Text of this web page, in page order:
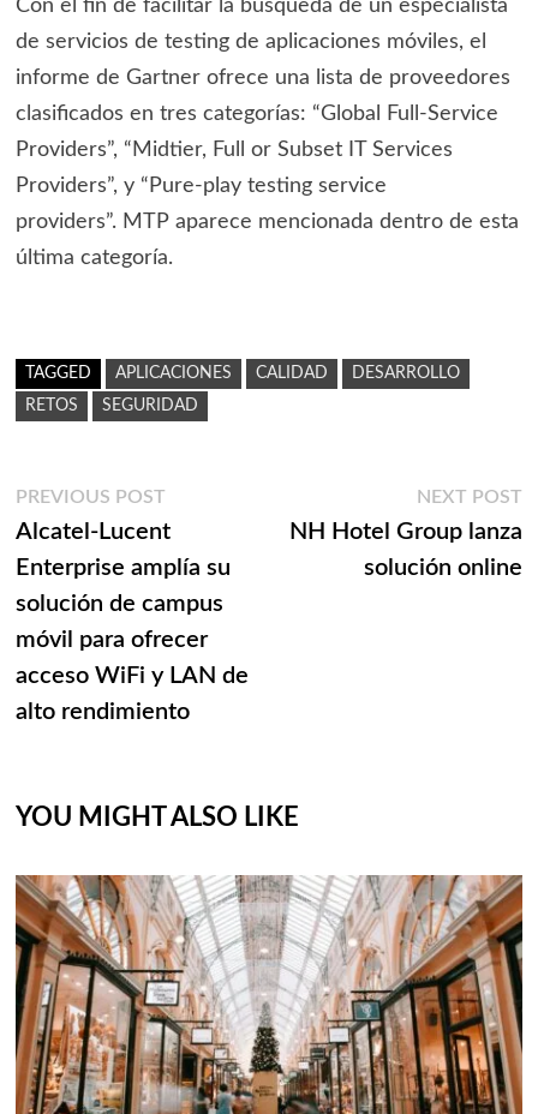
Con el fin de facilitar la búsqueda de un especialista
de servicios de testing de aplicaciones móviles, el
informe de Gartner ofrece una lista de proveedores
clasificados en tres categorías: “Global Full-Service
Providers”, “Midtier, Full or Subset IT Services
Providers”, y “Pure-play testing service
providers”. MTP aparece mencionada dentro de esta
última categoría.
TAGGED APLICACIONES CALIDAD
DESARROLLO
RETOS
SEGURIDAD
Navegación
de
entradas
PREVIOUS POSTPrevious
post:
Alcatel-Lucent
Enterprise amplía su
solución de campus
móvil para ofrecer
acceso WiFi y LAN de
alto rendimiento
NEXT POST
NH Hotel Group lanza
solución online
YOU MIGHT ALSO LIKE